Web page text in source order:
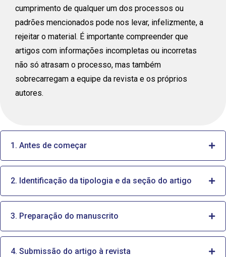
cumprimento de qualquer um dos processos ou
padrões mencionados pode nos levar, infelizmente, a
rejeitar o material. É importante compreender que
artigos com informações incompletas ou incorretas
não só atrasam o processo, mas também
sobrecarregam a equipe da revista e os próprios
autores.
1. Antes de começar
2. Identificação da tipologia e da seção do artigo
3. Preparação do manuscrito
4. Submissão do artigo à revista